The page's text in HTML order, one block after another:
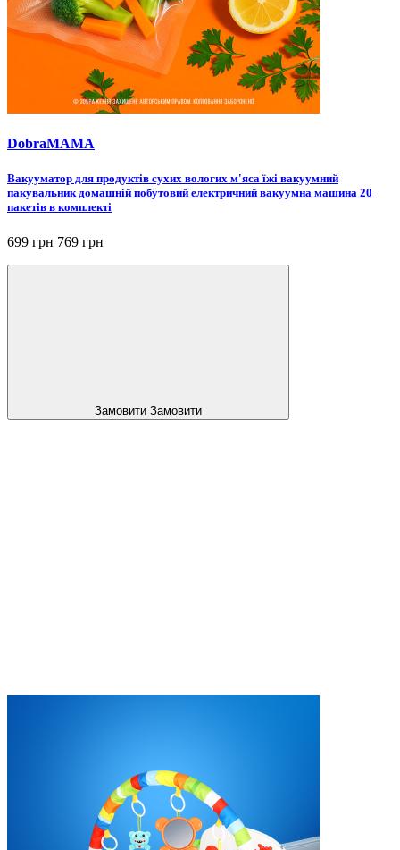
DobraMAMA
Вакууматор для продуктів сухих вологих м'яса їжі вакуумний
пакувальник домашній побутовий електричний вакуумна машина 20
пакетів в комплекті
699 грн 769 грн
Замовити Замовити